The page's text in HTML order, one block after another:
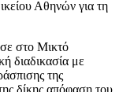
Αθηνών για τη
στο Μικτό
διαδικασία με
της
δίκης απόφαση του